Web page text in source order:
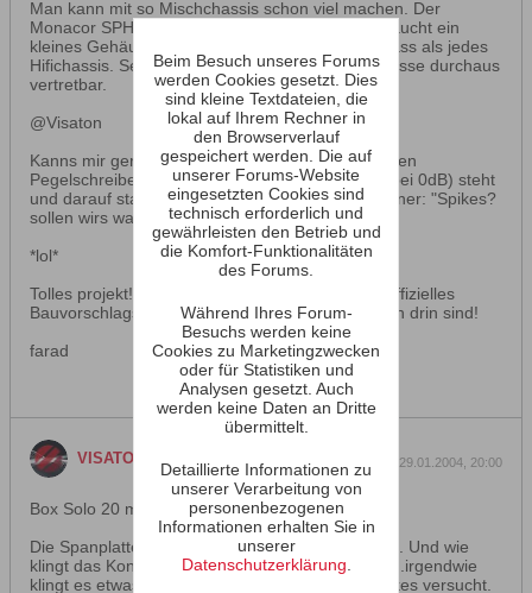
Man kann mit so Mischchassis schon viel machen. Der
Monacor SPH450 ist da ein gutes Beispiel. Er braucht ein
kleines Gehäuse und kann aktiv entzerrt mehr bass als jedes
Hifichassis. Sein Antrieb ist gewaltigst und die Masse durchaus
vertretbar.
@Visaton
Kanns mir gerade vorstellen, wie ihr zu dritt um den
Pegelschreiber mit linealglatten Frequenzgang (bei 0dB) steht
und darauf starrt. Nach 2 min ruhe meint dann einer: "Spikes?
sollen wirs wagen?"
*lol*
Tolles projekt!! Macht doch bitte mal wieder ein offizielles
Bauvorschlagsheft, wo dann auch so Geschichten drin sind!
farad
VISATON 29.01.2004, 20:00
Box Solo 20 mit GF 200 - Stand der Dinge
Die Spanplattenkisten sind heute fertig geworden. Und wie
klingt das Konzept? Hmm....ich würd' mal sagen...irgendwie
klingt es etwas hohl. Wir haben es schon mit Spikes versucht.
Beim Besuch unseres Forums
werden Cookies gesetzt. Dies
sind kleine Textdateien, die
lokal auf Ihrem Rechner in
den Browserverlauf
gespeichert werden. Die auf
unserer Forums-Website
eingesetzten Cookies sind
technisch erforderlich und
gewährleisten den Betrieb und
die Komfort-Funktionalitäten
des Forums.
Während Ihres Forum-
Besuchs werden keine
Cookies zu Marketingzwecken
oder für Statistiken und
Analysen gesetzt. Auch
werden keine Daten an Dritte
übermittelt.
Detaillierte Informationen zu
unserer Verarbeitung von
personenbezogenen
Informationen erhalten Sie in
unserer
Datenschutzerklärung